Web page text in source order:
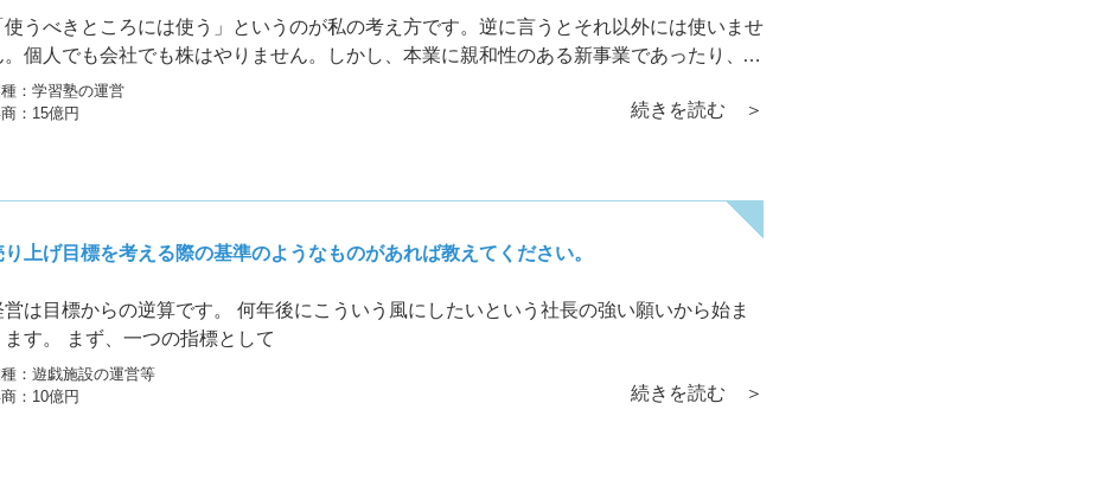
使うべきところには使う」というのが私の考え方です。逆に言うとそれ以外には使いませ
。個人でも会社でも株はやりません。しかし、本業に親和性のある新事業であったり、親
性はなくても本業の弱点をカバーするような
： 学習塾の運営
： 15億円 続きを読む ＞
り上げ目標を考える際の基準のようなものがあれば教えてください。
営は目標からの逆算です。 何年後にこういう風にしたいという社長の強い願いから始ま
ます。 まず、一つの指標として
： 遊戯施設の運営等
： 10億円 続きを読む ＞